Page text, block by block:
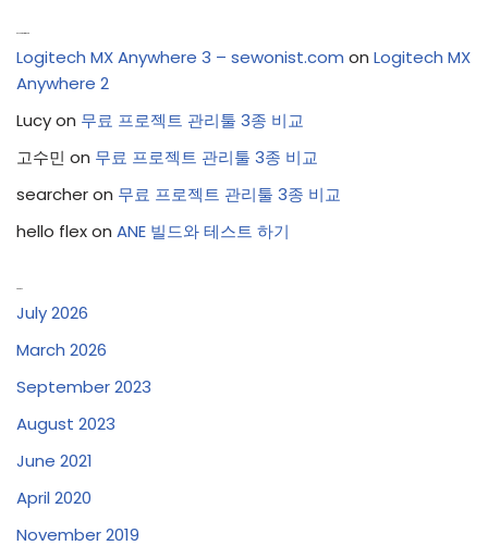
Logitech MX Anywhere 3 – sewonist.com on Logitech MX
Anywhere 2
Lucyon 무료 프로젝트 관리툴 3종 비교
고수민 on 무료 프로젝트 관리툴 3종 비교
searcheron 무료 프로젝트 관리툴 3종 비교
hello flexon ANE 빌드와 테스트 하기
July 2026
March 2026
September 2023
August 2023
June 2021
April 2020
November 2019